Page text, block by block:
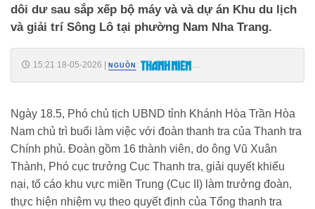
dôi dư sau sắp xếp bộ máy và và dự án Khu du lịch
và giải trí Sông Lô tại phường Nam Nha Trang.
15:21 18-05-2026 NGUỒN :
Ngày 18.5, Phó chủ tịch UBND tỉnh Khánh Hòa Trần Hòa
Nam chủ trì buổi làm việc với đoàn thanh tra của Thanh tra
Chính phủ. Đoàn gồm 16 thành viên, do ông Vũ Xuân
Thành, Phó cục trưởng Cục Thanh tra, giải quyết khiếu
nại, tố cáo khu vực miền Trung (Cục II) làm trưởng đoàn,
thực hiện nhiệm vụ theo quyết định của Tổng thanh tra